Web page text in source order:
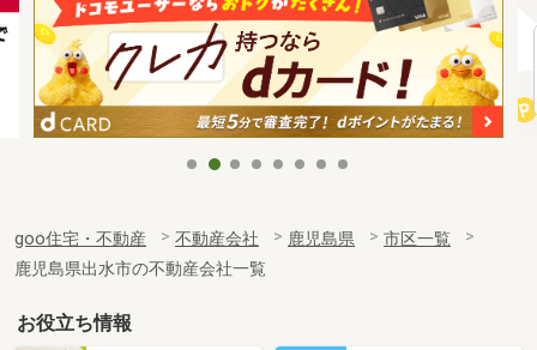
goo住宅・不動産 不動産会社 鹿児島県
市区一覧
鹿児島県出水市の不動産会社一覧
お役立ち情報